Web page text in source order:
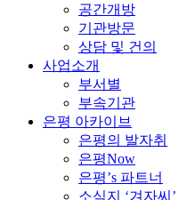
공간개방
기관방문
상담 및 건의
사업소개
부서별
부속기관
은평 아카이브
은평의 발자취
은평Now
은평’s 파트너
소식지 ‘겨자씨’